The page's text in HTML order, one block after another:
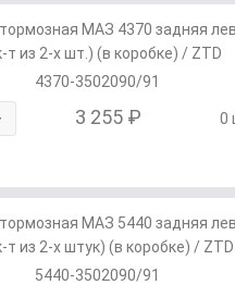
МАЗ 4370 задняя
т из 2-х шт.) (в коробке) / ZTD
4370-3502090/91
3 255 ₽ 0
МАЗ 5440 задняя
т из 2-х штук) (в коробке) / ZTD
5440-3502090/91